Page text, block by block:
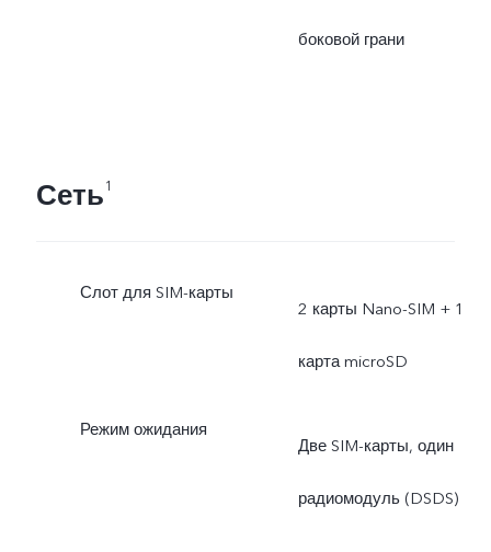
боковой грани
Сеть1
Слот для SIM-карты
2 карты Nano-SIM + 1
карта microSD
Режим ожидания
Две SIM-карты, один
радиомодуль (DSDS)